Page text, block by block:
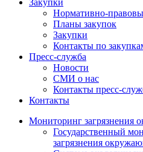
Закупки
Нормативно-
Планы закупок
Закупки
Контакты по
Пресс-служба
Новости
СМИ о нас
Контакты пресс-
Контакты
Мониторинг загрязнения
Государственный
загрязнения